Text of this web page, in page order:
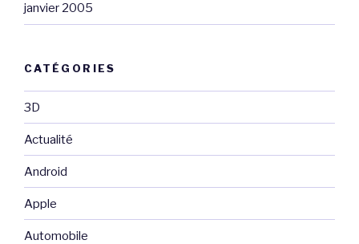
janvier 2005
CATÉGORIES
3D
Actualité
Android
Apple
Automobile